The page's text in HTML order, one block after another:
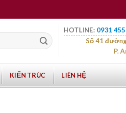
HOTLINE: 0931
Số 41
P.
KIẾN TRÚC LIÊN HỆ